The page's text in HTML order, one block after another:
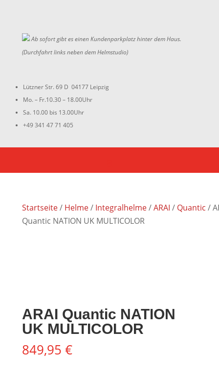
Ab sofort gibt es einen Kundenparkplatz hinter dem Haus.
(Durchfahrt links neben dem Helmstudio)
Lützner Str. 69 D 04177 Leipzig
Mo. – Fr.10.30 – 18.00Uhr
Sa. 10.00 bis 13.00Uhr
+49 341 47 71 405
Startseite/ Helme/ Integralhelme/ARAI / Quantic /
Quantic NATION UK MULTICOLOR
ARAI Quantic NATION
UK MULTICOLOR
849,95 €